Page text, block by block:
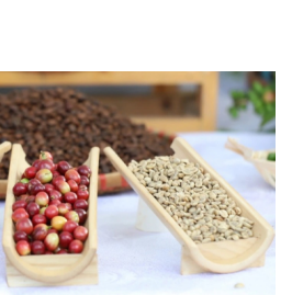
Nhà đẹp
Blog
Tình yêu - Gia đình